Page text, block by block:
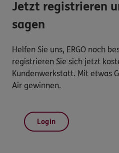
Jetzt registrieren
sagen
Helfen Sie uns, ERGO noch
registrieren Sie sich jetzt
Kundenwerkstatt. Mit etwas
Air gewinnen.
Login